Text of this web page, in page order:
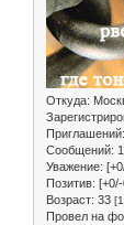
Откуда:
Приглашений:
Сообщений:
Уважение:
Позитив:
Возраст: 33
Провел на